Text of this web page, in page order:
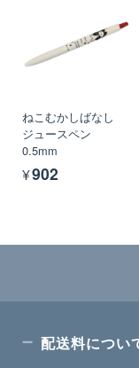
ねこむかしばなし
ジュースペン
0.5mm
¥902
配送料につい